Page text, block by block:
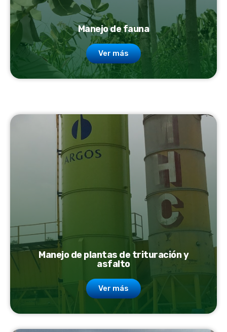
Manejo de fauna
Ver más
Manejo de plantas de trituración y
asfalto
Ver más